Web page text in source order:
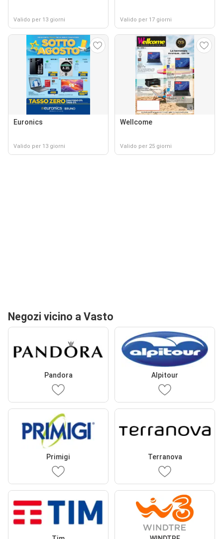
Valido per 13 giorni Valido per 17 giorni
Euronics
Valido per 13 giorni
Wellcome
Valido per 25 giorni
Negozi vicino a Vasto
Pandora Alpitour
Primigi Terranova